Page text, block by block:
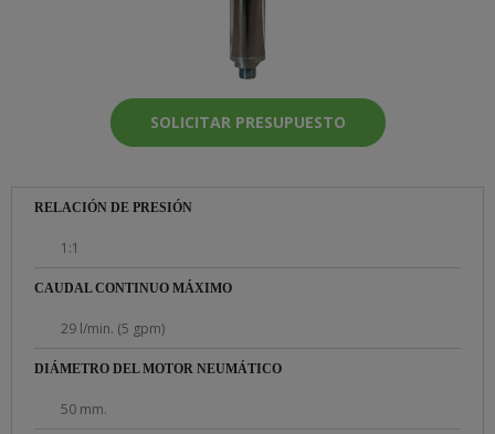
SOLICITAR PRESUPUESTO
RELACIÓN DE PRESIÓN
1:1
CAUDAL CONTINUO MÁXIMO
29 l/min. (5 gpm)
DIÁMETRO DEL MOTOR NEUMÁTICO
50 mm.